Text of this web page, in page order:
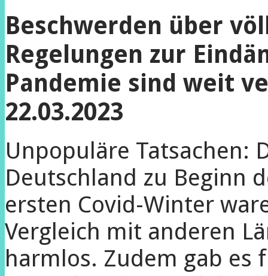
Beschwerden über
Regelungen zur
Pandemie sind weit
22.03.2023
Unpopuläre Tatsachen:
Deutschland zu Beginn
ersten Covid-Winter
Vergleich mit anderen
harmlos. Zudem gab